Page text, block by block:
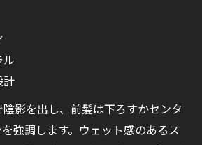
ル
計
影を出し、前髪は下ろすかセンタ
強調します。ウェット感のあるス